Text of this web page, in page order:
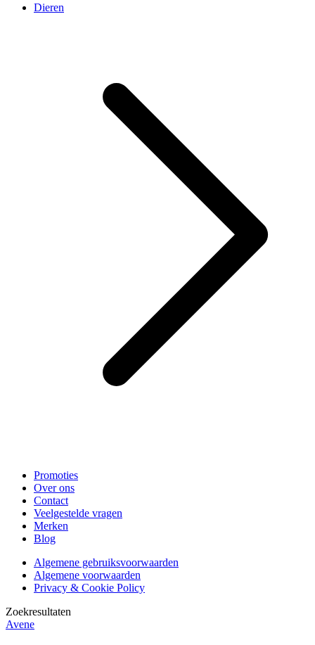
Dieren
Promoties
Over ons
Contact
Veelgestelde vragen
Merken
Blog
Algemene gebruiksvoorwaarden
Algemene voorwaarden
Privacy & Cookie Policy
Zoekresultaten
Avene